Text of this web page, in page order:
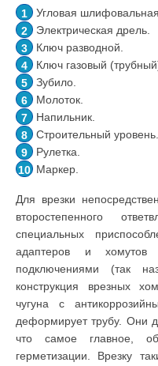
Угловая
Электрическая дрель.
Ключ разводной.
Ключ газовый
Зубило.
Молоток.
Напильник.
Строительный уровень.
Рулетка.
Маркер.
Для врезки
второстепенного
специальных
адаптеров и
подключениями (так
конструкция врезных
чугуна с
деформирует трубу. Они
что самое главное,
герметизации. Врезку